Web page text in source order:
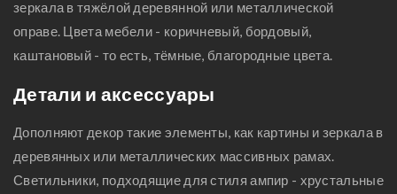
зеркала в тяжёлой деревянной или металлической
оправе. Цвета мебели - коричневый, бордовый,
каштановый - то есть, тёмные, благородные цвета.
Детали и аксессуары
Дополняют декор такие элементы, как картины и зеркала в
деревянных или металлических массивных рамах.
Светильники, подходящие для стиля ампир - хрустальные